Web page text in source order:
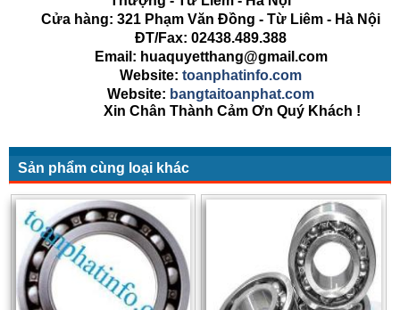
Cửa hàng: 321 Phạm Văn Đồng - Từ Liêm - Hà Nội
ĐT/Fax: 02438.489.388
Email: huaquyetthang@gmail.com
Website: toanphatinfo.com
Website: bangtaitoanphat.com
Xin Chân Thành Cảm Ơn Quý Khách !
Sản phẩm cùng loại khác